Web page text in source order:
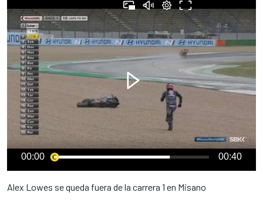
00:00 00:40
Alex Lowes se queda fuera de la carrera 1 en Misano